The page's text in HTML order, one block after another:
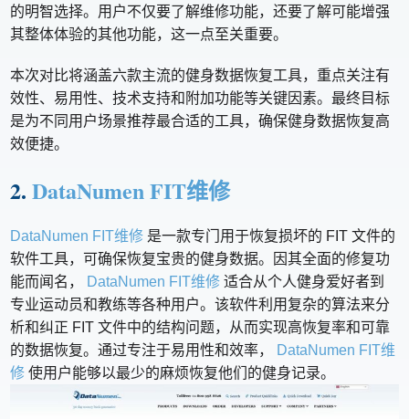
的明智选择。用户不仅要了解维修功能，还要了解可能增强
其整体体验的其他功能，这一点至关重要。
本次对比将涵盖六款主流的健身数据恢复工具，重点关注有
效性、易用性、技术支持和附加功能等关键因素。最终目标
是为不同用户场景推荐最合适的工具，确保健身数据恢复高
效便捷。
2.DataNumen FIT维修
DataNumen FIT维修 是一款专门用于恢复损坏的 FIT 文件的
软件工具，可确保恢复宝贵的健身数据。因其全面的修复功
能而闻名，
DataNumen FIT维修 适合从个人健身爱好者到
专业运动员和教练等各种用户。该软件利用复杂的算法来分
析和纠正 FIT 文件中的结构问题，从而实现高恢复率和可靠
的数据恢复。通过专注于易用性和效率，
DataNumen FIT维
修 使用户能够以最少的麻烦恢复他们的健身记录。